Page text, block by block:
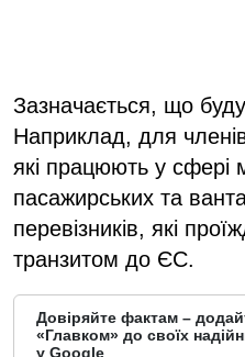
Зазначається, що
Наприклад, для
які працюють у сфері
пасажирських та
перевізників, які
транзитом до ЄС.
Довіряйте фактам –
«Главком» до своїх
у Google